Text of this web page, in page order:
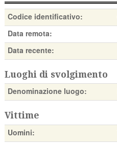
Codice identificativo:
Data remota:
Data recente:
Luoghi di svolgimento
Denominazione luogo:
Vittime
Uomini: